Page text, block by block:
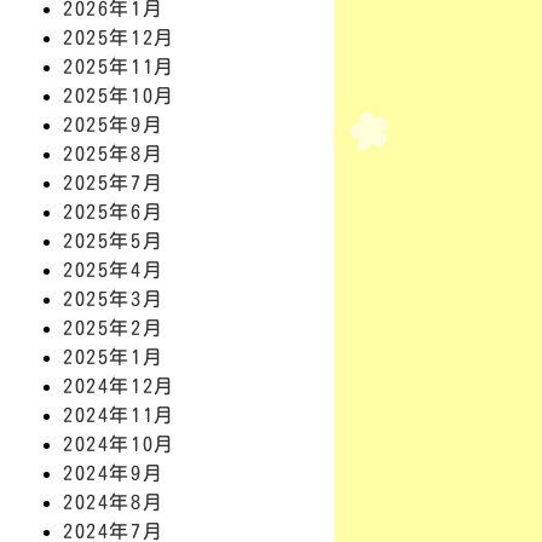
2026年1月
2025年12月
2025年11月
2025年10月
2025年9月
2025年8月
2025年7月
2025年6月
2025年5月
2025年4月
2025年3月
2025年2月
2025年1月
2024年12月
2024年11月
2024年10月
2024年9月
2024年8月
2024年7月